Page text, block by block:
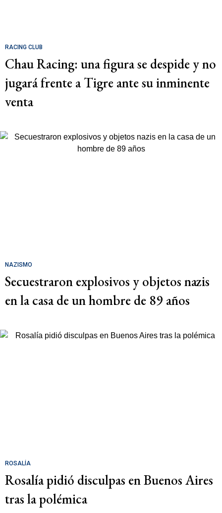
RACING CLUB
Chau Racing: una figura se despide y no
jugará frente a Tigre ante su inminente
venta
NAZISMO
Secuestraron explosivos y objetos nazis
en la casa de un hombre de 89 años
ROSALÍA
Rosalía pidió disculpas en Buenos Aires
tras la polémica